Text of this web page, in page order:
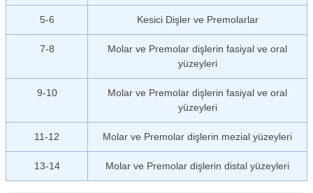
5-6 Kesici Dişler ve Premolarlar
7-8
Molar ve Premolar dişlerin fasiyal ve oral
yüzeyleri
9-10
Molar ve Premolar dişlerin fasiyal ve oral
yüzeyleri
11-12 Molar ve Premolar dişlerin mezial yüzeyleri
13-14 Molar ve Premolar dişlerin distal yüzeyleri